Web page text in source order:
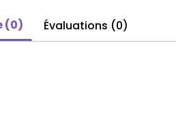
(0) Évaluations (0)